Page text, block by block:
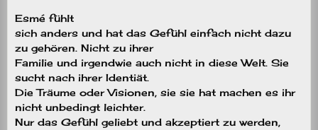
Esmé fühlt
sich anders und hat das Gefühl einfach nicht dazu
zu gehören. Nicht zu ihrer
Familie und irgendwie auch nicht in diese Welt. Sie
sucht nach ihrer Identiät.
Die Träume oder Visionen, sie sie hat machen es ihr
nicht unbedingt leichter.
Nur das Gefühl geliebt und akzeptiert zu werden,